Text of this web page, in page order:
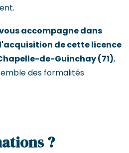
accompagne dans
de cette licence
de-Guinchay (71),
des formalités
?